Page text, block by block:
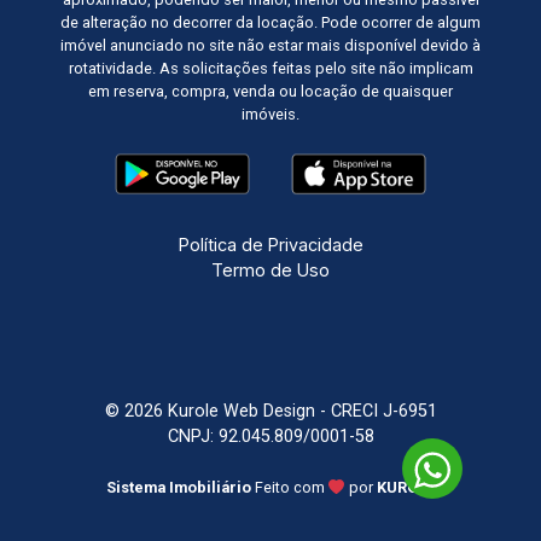
de alteração no decorrer da locação. Pode ocorrer de algum
imóvel anunciado no site não estar mais disponível devido à
rotatividade. As solicitações feitas pelo site não implicam
em reserva, compra, venda ou locação de quaisquer
imóveis.
Política de Privacidade
Termo de Uso
© 2026 Kurole Web Design - CRECI J-6951
CNPJ: 92.045.809/0001-58
Sistema Imobiliário Feito com por KUROLE